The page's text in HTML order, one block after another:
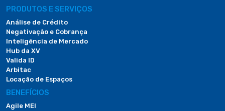
PRODUTOS E SERVIÇOS
Análise de Crédito
Negativação e Cobrança
Inteligência de Mercado
Hub da XV
Valida ID
Arbitac
Locação de Espaços
BENEFÍCIOS
Agile MEI